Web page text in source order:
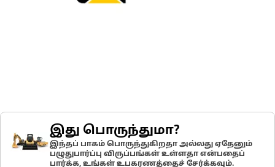
இது பொருந்துமா?
இந்தப் பாகம் பொருந்துகிறதா அல்லது ஏதேனும்
பழுதுபார்ப்பு விருப்பங்கள் உள்ளதா என்பதைப்
பார்க்க, உங்கள் உபகரணத்தைச் சேர்க்கவும்.